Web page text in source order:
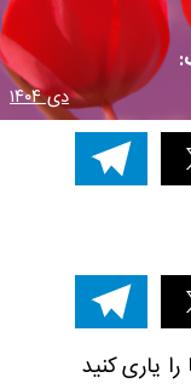
دی ۱۴۰۴
یاری کنید